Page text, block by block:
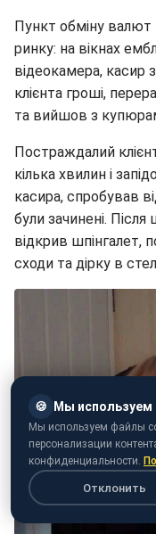
Пункт обміну валют
ринку: на вікнах
відеокамера, касир
клієнта гроші,
та вийшов з
Постраждалий
кілька хвилин і
касира, спробував
були зачинені.
відкрив шпінгалет,
сходи та дірку в
🍪 Мы используем
Мы используем файлы
персонализации
конфиденциальности.
Отклонить